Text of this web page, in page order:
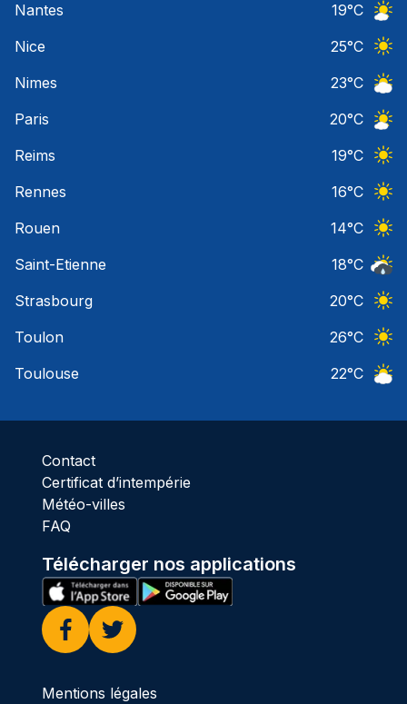
Nantes
19°C
Nice
25°C
Nimes
23°C
Paris
20°C
Reims
19°C
Rennes
16°C
Rouen
14°C
Saint-Etienne
18°C
Strasbourg
20°C
Toulon
26°C
Toulouse
22°C
Contact
Certificat d’intempérie
Météo-villes
FAQ
Télécharger nos applications
Facebook
Twitter
Mentions légales